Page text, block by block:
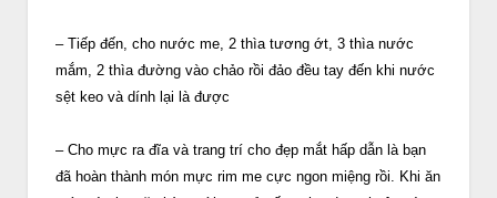
– Tiếp đến, cho nước me, 2 thìa tương ớt, 3 thìa nước
mắm, 2 thìa đường vào chảo rồi đảo đều tay đến khi nước
sệt keo và dính lại là được
– Cho mực ra đĩa và trang trí cho đẹp mắt hấp dẫn là bạn
đã hoàn thành món mực rim me cực ngon miệng rồi. Khi ăn